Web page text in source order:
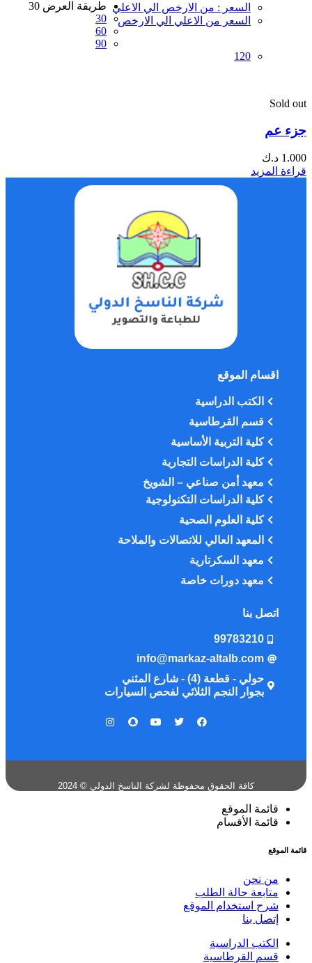
السعر : من الارخص الي الاعلي
السعر من الاعلي الي الارخص
طريقة العرض 30
30
60
90
120
Sold out
جزء عم
1.000 د.ك
قراءة المزيد
اقسام الموقع
الكتب الدراسية
قسم القرطاسية
كلية التربية الأساسية
كلية الدراسات التجارية
معهد أمن صناعي – الشويخ
كلية الدراسات التكنولوجية
كلية العلوم الصحية
المعهد العالي للاتصالات والملاحة
معهد السكرتارية
معهد دورات خاصة
اتصل بنا
99783210
info@markaz-altalb.com
حولي - قطعة (4) - شارع المثني
بجوار النجم الثلاثي لفحص السيارات
كافة الحقوق محفوظة لشركة الناسخ الدولي © 2024
قائمة الموقع
قائمة الأقسام
قائمة الموقع
من نحن
متابعة حالة الطلب
شرح استخدام الموقع
إتصل بنا
الكتب الدراسية
قسم القرطاسية